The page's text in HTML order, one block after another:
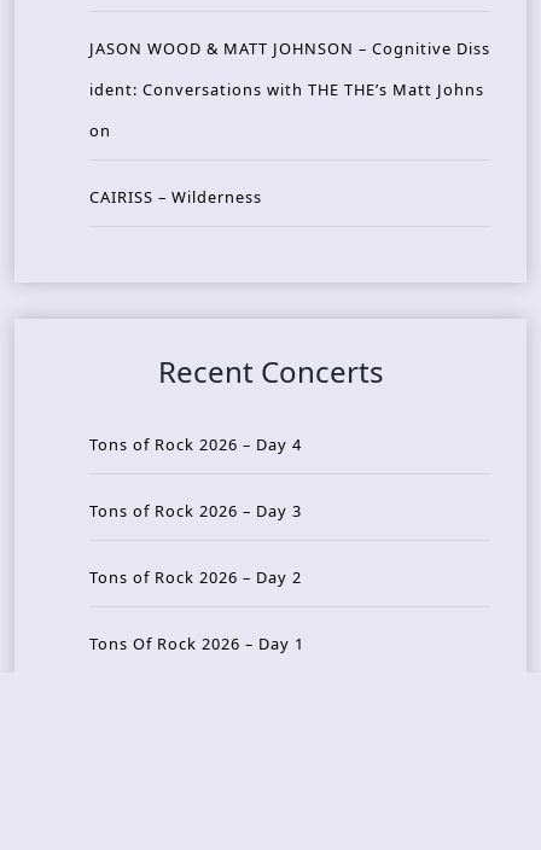
JASON WOOD & MATT JOHNSON – Cognitive Diss
ident: Conversations with THE THE’s Matt Johns
on
CAIRISS – Wilderness
Recent Concerts
Tons of Rock 2026 – Day 4
Tons of Rock 2026 – Day 3
Tons of Rock 2026 – Day 2
Tons Of Rock 2026 – Day 1